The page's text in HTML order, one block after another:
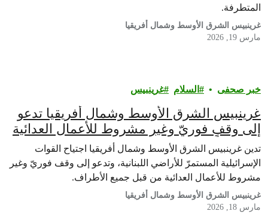
المتطرفة.
غرينبيس الشرق الأوسط وشمال أفريقيا
مارس 19, 2026
خبر صحفى السلام غرينبيس‎
غرينبيس الشرق الأوسط وشمال أفريقيا تدعو
إلى وقفٍ فوريّ وغير مشروط للأعمال العدائية
في ظلّ الاجتياح الإسرائيلي وتصعيد الاعتداءات
في لبنان.
تدين غرينبيس الشرق الأوسط وشمال أفريقيا اجتياح القوات
الإسرائيلية المستمرّ للأراضي اللبنانية، وتدعو إلى وقف فوريّ وغير
مشروط للأعمال العدائية من قبل جميع الأطراف.
غرينبيس الشرق الأوسط وشمال أفريقيا
مارس 18, 2026